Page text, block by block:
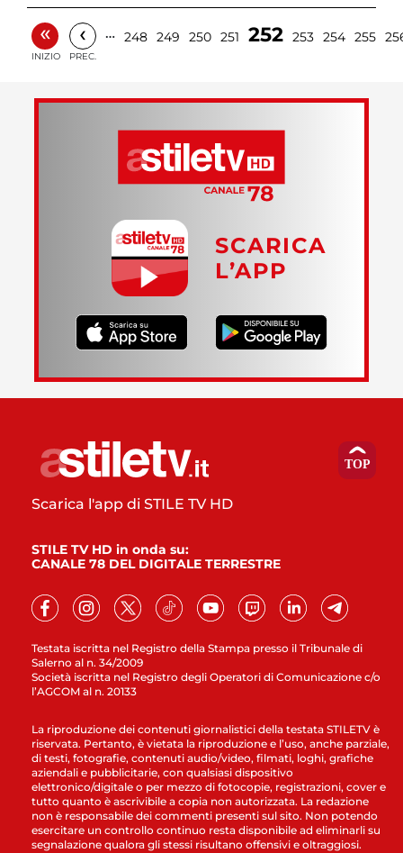
«
INIZIO
‹
PREC.
… 248 249 250 251 252 253 254 255
SCARICA
L’APP
Testata iscritta nel Registro della Stampa presso il Tribunale di
Salerno al n. 34/2009
Società iscritta nel Registro degli Operatori di Comunicazione c/o
l’AGCOM al n. 20133
Scarica l'app di STILE TV HD
STILE TV HD in onda su:
CANALE 78 DEL DIGITALE TERRESTRE
La riproduzione dei contenuti giornalistici della testata STILETV è
riservata. Pertanto, è vietata la riproduzione e l’uso, anche parziale,
di testi, fotografie, contenuti audio/video, filmati, loghi, grafiche
aziendali e pubblicitarie, con qualsiasi dispositivo
elettronico/digitale o per mezzo di fotocopie, registrazioni, cover e
tutto quanto è ascrivibile a copia non autorizzata. La redazione
non è responsabile dei commenti presenti sul sito. Non potendo
esercitare un controllo continuo resta disponibile ad eliminarli su
segnalazione qualora gli stessi risultano offensivi e oltraggiosi.